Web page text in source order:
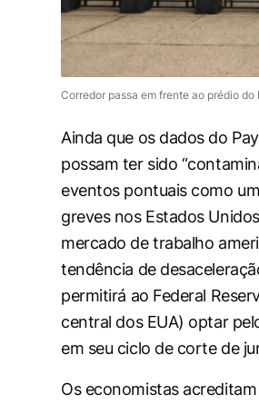
Corredor passa em frente ao prédio do
Ainda que os dados do
possam ter sido
eventos pontuais como
greves nos Estados
mercado de trabalho
tendência de
permitirá ao Federal
central dos EUA) optar
em seu ciclo de corte de
Os economistas